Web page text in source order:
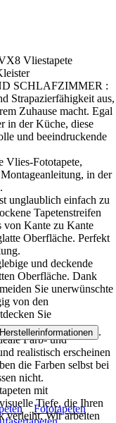
Vliestapete
SCHLAFZIMMER :
Strapazierfähigkeit aus,
Zuhause macht. Egal
in der Küche, diese
und beeindruckende
Vlies-Fototapete,
in der
unglaublich einfach zu
Tapetenstreifen
von Kante zu Kante
Oberfläche. Perfekt
und deckende
Oberfläche. Dank
Sie unerwünschte
von den
Sie
Farb- und
realistisch erscheinen
die Farben selbst bei
nicht.
mit
Tiefe, die Ihren
verleiht. Wir arbeiten
.
Fototapeten